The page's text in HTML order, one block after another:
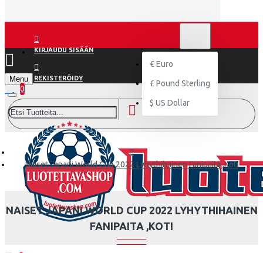
KIRJAUDU SISÄÄN
REKISTERÖIDY
€ Euro
£ Pound Sterling
$ US Dollar
Menu
0
Naiset Japani World Cup 2022 Lyhythihainen Fanipaita ,Koti
NAISET JAPANI WORLD CUP 2022 LYHYTHIHAINEN
FANIPAITA ,KOTI